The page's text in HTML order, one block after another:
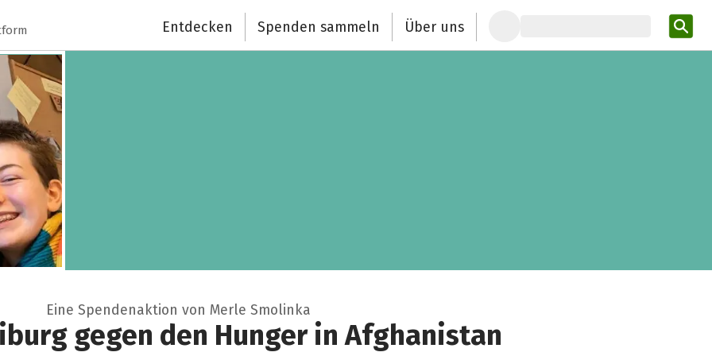
Entdecken Spenden sammeln Über uns
Eine Spendenaktion von Merle Smolinka
gegen den Hunger in Afghanistan